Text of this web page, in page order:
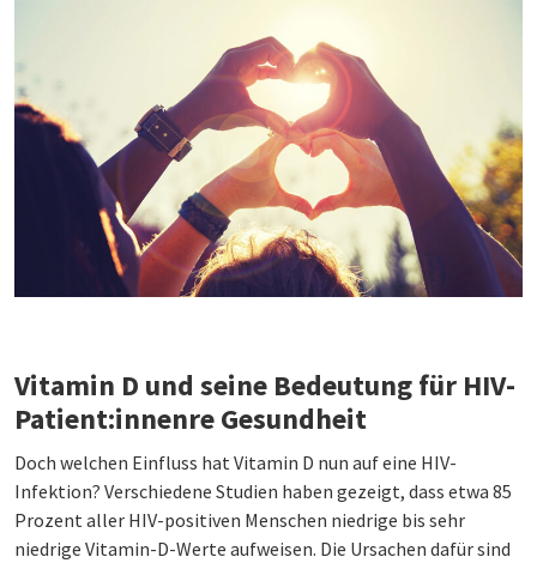
Vitamin D und seine Bedeutung für HIV-
Patient:innenre Gesundheit
Doch welchen Einfluss hat Vitamin D nun auf eine HIV-
Infektion? Verschiedene Studien haben gezeigt, dass etwa 85
Prozent aller HIV-positiven Menschen niedrige bis sehr
niedrige Vitamin-D-Werte aufweisen. Die Ursachen dafür sind